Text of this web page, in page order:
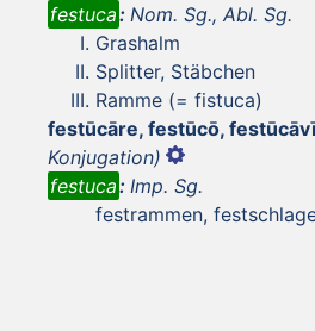
festuca: Nom. Sg., Abl. Sg.
Grashalm
Splitter, Stäbchen
Ramme (= fistuca)
festūcāre, festūcō,
Konjugation)
festuca: Imp. Sg.
festrammen,